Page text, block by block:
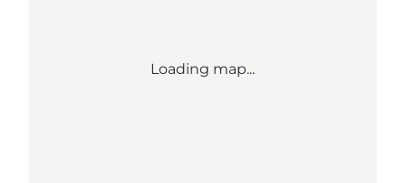
Loading map...